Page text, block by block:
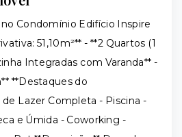
Condomínio Edifício Inspire
51,10m²** - **2 Quartos (1
Integradas com Varanda** -
**Destaques do
Lazer Completa - Piscina -
e Úmida - Coworking -